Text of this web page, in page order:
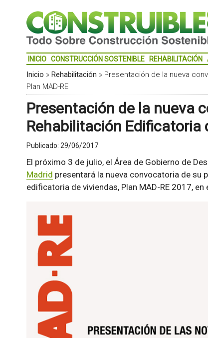
INICIO CONSTRUCCIÓN SOSTENIBLE REHABILITACIÓN
Inicio » Rehabilitación » Presentación de la nueva
Plan MAD-RE
Presentación de la nueva
Rehabilitación Edificatoria
Publicado: 29/06/2017
El próximo 3 de julio, el Área de Gobierno de
Madrid presentará la nueva convocatoria de su
edificatoria de viviendas, Plan MAD-RE 2017,